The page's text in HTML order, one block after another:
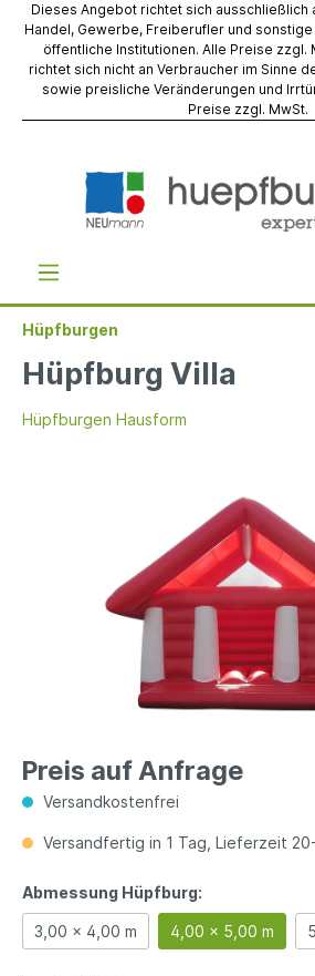
Dieses Angebot richtet sich ausschließlich
Handel, Gewerbe, Freiberufler und
öffentliche Institutionen. Alle Preise zzgl.
richtet sich nicht an Verbraucher im Sinne
sowie preisliche Veränderungen und
Preise zzgl. MwSt.
Hüpfburgen
Hüpfburg Villa
Hüpfburgen Hausform
Preis auf Anfrage
Versandkostenfrei
Versandfertig in 1 Tag, Lieferzeit
Abmessung Hüpfburg:
3,00 x 4,00 m 4,00 x 5,00 m